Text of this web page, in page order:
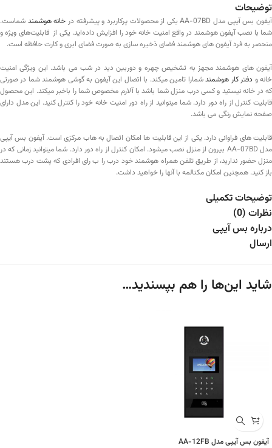
توضیحات
آیفون بس آیپی مدل AA-07BD یکی از محصولات پرکاربرد و پیشرفته در خانه هوشمند شماست.
شما با نصب آیفون هوشمند در واقع امنیت خانه خود را افزایش داده‌اید. یکی از قابلیت‌های ویژه و
منحصر به فرد آیفون های هوشمند فضای ذخیره سازی به صورت فضای ابری و کارت حافظه است.
آیفون های هوشمند مجهز به تشخیص چهره و دوربین دید در شب می باشد. این ویژگی امنیت
خانه و دفتر کار هوشمندشمارا تامین میکند. با اتصال این آیفون به گوشی هوشمند شما در صورتی
که در خانه نیستید و کسی درب منزل شما باشد با آلارم مخصوص شما را باخبر میکند. این محصول
قابلیت کنترل از راه دور دارد. شما میتوانید از راه دور امنیت خانه خود را کنترل کنید. این مدل دارای
صفحه نمایش رنگی می باشد.
قابلیت های فراوانی دارد. یکی از این قابلیت ها امکان اتصال به هاب مرکزی است. آیفون بس آیپی
مدل AA-07BD بیرون از منزل نصب میشود. امکان کنترل از راه دور دارد. شما میتوانید زمانی که در
منزل حضور ندارید، از طریق تلفن همراه هوشمند خود درب را ب رای افرادی که پشت درب هستند
باز کنید. همچنین امکان مکتالمه با آنها را خواهید داشت.
توضیحات تکمیلی
نظرات (0)
درباره بس آیپی
ارسال
شاید این‌ها را هم بپسندید…
آیفون بس آیپی مدل AA-12FB